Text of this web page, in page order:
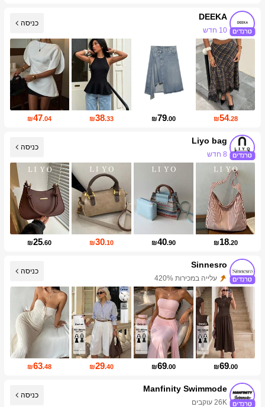
DEEKA
10 חדש
עליית עוקבים של 27%
כניסה
₪54.28
₪79.00
₪38.33
₪47.04
Liyo bag
8 חדש
עליית עוקבים של 422%
כניסה
₪18.20
₪40.90
₪30.10
₪25.60
Sinnesro
עלייה במכירות 420%
עליית עוקבים של 559%
כניסה
₪69.00
₪69.00
₪29.40
₪63.48
Manfinity Swimmode
26K עוקבים
כניסה